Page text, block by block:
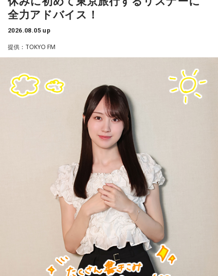
初にくぐるトンネルの名前を「湯の花トンネル」といいま
いまから81年前、1945年8月5日は晴天に恵まれた日曜日で
運転を見合わせていましたが、急ピッチで復旧工事が行わ
れ、この日から全線で運転を再開します。
湯の花トンネル近くを走る、現在の中央本線の下り普通列車（当時は画像左・上り線の単線
新宿駅10時10分発「419列車」、普通列車・長野行には、軍
人をはじめ、買い出しや疎開先を目指す人たちが、大挙して
乗り込みました。デッキにも人があふれ、なかには窓から出
入りする子供もいたといいます。列車は、浅川駅、今の高尾
駅を正午過ぎ、およそ1時間遅れで発車。すし詰めの車内では
ありましたが、ちょうどお昼どき、おにぎりを頬張る人もい
れば、乗り合わせた人同士、互いの空襲の苦労話をしたり、
少し和んだ雰囲気もありました。
そんな「419列車」が小仏峠の登り坂に差し掛かった時、ガ
クンとスピードが落ちます。突然、バリバリバリッ！と大き
全力アドバイス！
2026.08.05 up
提供：TOKYO FM